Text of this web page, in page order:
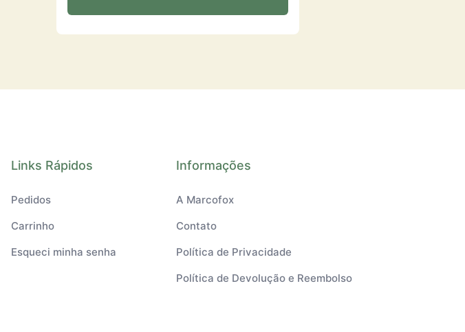
Links Rápidos
Pedidos
Carrinho
Esqueci minha senha
Informações
A Marcofox
Contato
Política de Privacidade
Política de Devolução e Reembolso